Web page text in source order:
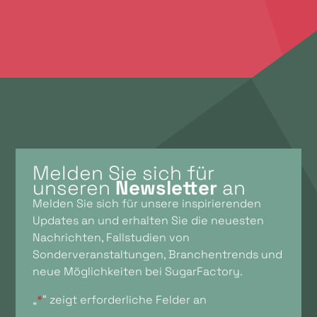
Melden Sie sich für
unserenNewsletter an
Melden Sie sich für unsere inspirierenden
Updates an und erhalten Sie die neuesten
Nachrichten, Fallstudien von
Sonderveranstaltungen, Branchentrends und
neue Möglichkeiten bei SugarFactory.
„*“ zeigt erforderliche Felder an